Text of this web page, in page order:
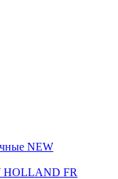
NEW
HOLLAND FR